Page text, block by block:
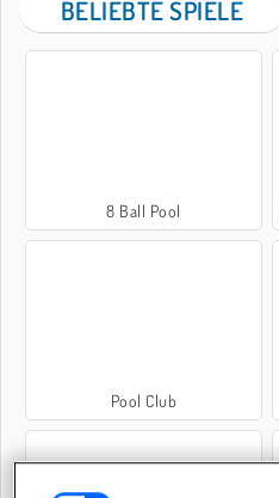
BELIEBTE SPIELE
8 Ball Pool
Pool Club